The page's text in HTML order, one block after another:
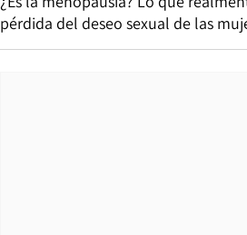
pérdida del deseo sexual de las